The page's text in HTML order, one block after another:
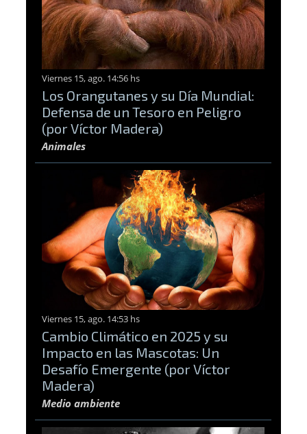
Viernes 15, ago. 14:56 hs
Los Orangutanes y su Día Mundial:
Defensa de un Tesoro en Peligro
(por Víctor Madera)
Animales
Viernes 15, ago. 14:53 hs
Cambio Climático en 2025 y su
Impacto en las Mascotas: Un
Desafío Emergente (por Víctor
Madera)
Medio ambiente